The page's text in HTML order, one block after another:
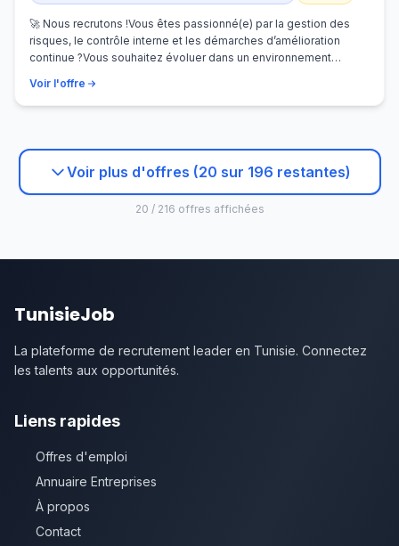
🚀 Nous recrutons !Vous êtes passionné(e) par la gestion des
risques, le contrôle interne et les démarches d’amélioration
continue ?Vous souhaitez évoluer dans un environnement
Voir l'offre
Voir plus d'offres (20 sur 196 restantes)
20 / 216 offres affichées
TunisieJob
La plateforme de recrutement leader en Tunisie. Connectez
les talents aux opportunités.
Liens rapides
Offres d'emploi
Annuaire Entreprises
À propos
Contact